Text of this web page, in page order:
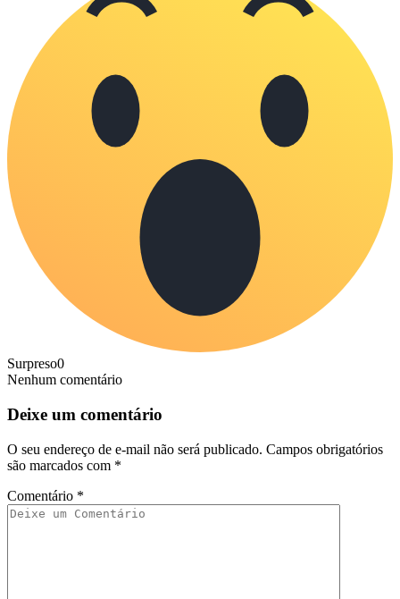
Surpreso0
Nenhum comentário
Deixe um comentário
O seu endereço de e-mail não será publicado. Campos obrigatórios
são marcados com *
Comentário *